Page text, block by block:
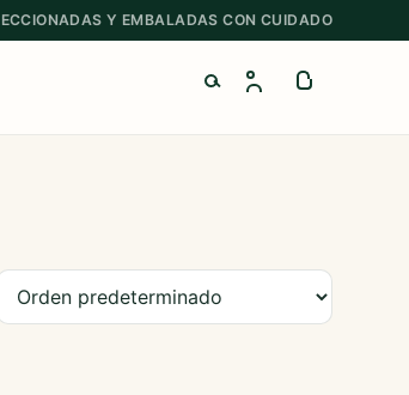
Y EMBALADAS CON CUIDADO
productos